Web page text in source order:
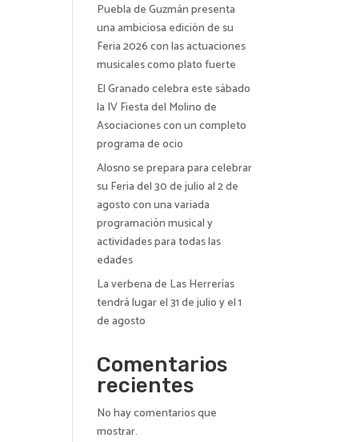
Puebla de Guzmán presenta
una ambiciosa edición de su
Feria 2026 con las actuaciones
musicales como plato fuerte
El Granado celebra este sábado
la IV Fiesta del Molino de
Asociaciones con un completo
programa de ocio
Alosno se prepara para celebrar
su Feria del 30 de julio al 2 de
agosto con una variada
programación musical y
actividades para todas las
edades
La verbena de Las Herrerías
tendrá lugar el 31 de julio y el 1
de agosto
Comentarios
recientes
No hay comentarios que
mostrar.